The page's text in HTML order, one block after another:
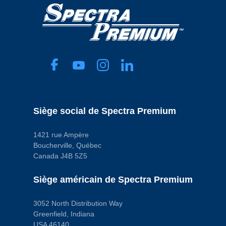
Siège social de Spectra Premium
1421 rue Ampère
Boucherville, Québec
Canada J4B 5Z5
Siège américain de Spectra Premium
3052 North Distribution Way
Greenfield, Indiana